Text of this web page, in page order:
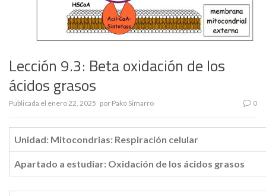
Lección 9.3: Beta oxidación de los
ácidos grasos
Publicada el enero 22, 2025 por Pako Simarro 0
Unidad: Mitocondrias: Respiración celular
Apartado a estudiar: Oxidación de los ácidos grasos